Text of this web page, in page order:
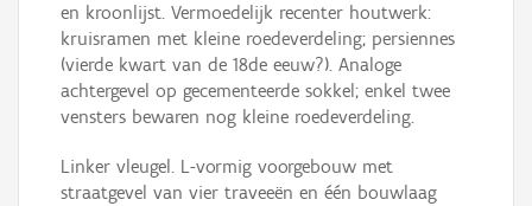
en kroonlijst. Vermoedelijk recenter houtwerk:
kruisramen met kleine roedeverdeling; persiennes
(vierde kwart van de 18de eeuw?). Analoge
achtergevel op gecementeerde sokkel; enkel twee
vensters bewaren nog kleine roedeverdeling.
Linker vleugel. L-vormig voorgebouw met
straatgevel van vier traveeën en één bouwlaag